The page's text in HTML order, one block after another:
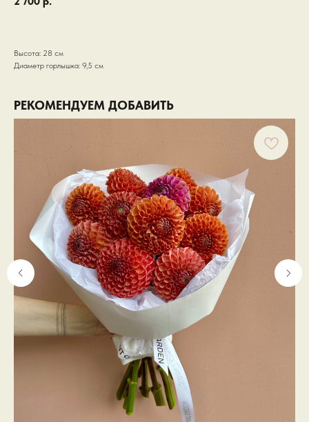
Высота: 28 см
Диаметр горлышка: 9,5 см
РЕКОМЕНДУЕМ ДОБАВИТЬ